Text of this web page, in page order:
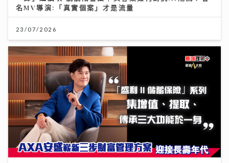
名MV導演:「真實個案」才是流量
23/07/2026